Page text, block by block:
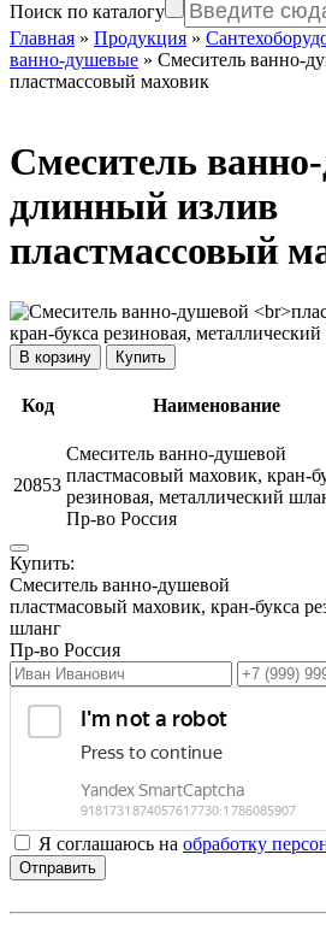
Поиск по каталогу
Главная » Продукция »
ванно-душевые » Смеситель ванно-
пластмассовый маховик
Смеситель
длинный излив
пластмассовый
Купить
Код Наименование
20853
Смеситель ванно-душевой
пластмасовый маховик, кран-
резиновая, металлический
Пр-во Россия
Купить:
Смеситель ванно-душевой
пластмасовый маховик, кран-букса
шланг
Пр-во Россия
Я соглашаюсь на обработку
Отправить